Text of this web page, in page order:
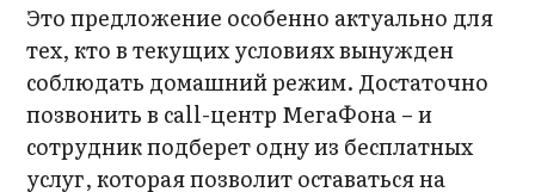
Это предложение особенно актуально для
тех, кто в текущих условиях вынужден
соблюдать домашний режим. Достаточно
позвонить в call-центр МегаФона – и
сотрудник подберет одну из бесплатных
услуг, которая позволит оставаться на